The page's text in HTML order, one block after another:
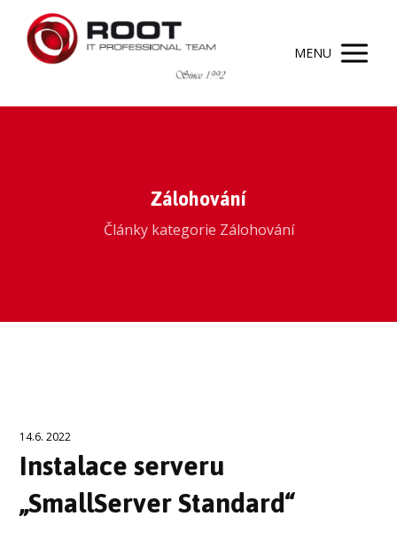
MENU
Zálohování
Články kategorie Zálohování
14.6. 2022
Instalace serveru
„SmallServer Standard“